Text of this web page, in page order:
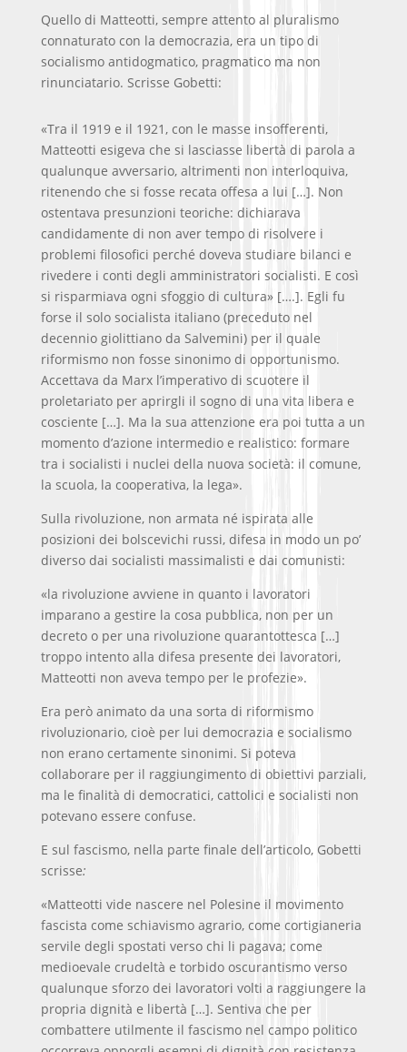
Quello di Matteotti, sempre attento al pluralismo
connaturato con la democrazia, era un tipo di
socialismo antidogmatico, pragmatico ma non
rinunciatario. Scrisse Gobetti:
«Tra il 1919 e il 1921, con le masse insofferenti,
Matteotti esigeva che si lasciasse libertà di parola a
qualunque avversario, altrimenti non interloquiva,
ritenendo che si fosse recata offesa a lui […]. Non
ostentava presunzioni teoriche: dichiarava
candidamente di non aver tempo di risolvere i
problemi filosofici perché doveva studiare bilanci e
rivedere i conti degli amministratori socialisti. E così
si risparmiava ogni sfoggio di cultura» [….]. Egli fu
forse il solo socialista italiano (preceduto nel
decennio giolittiano da Salvemini) per il quale
riformismo non fosse sinonimo di opportunismo.
Accettava da Marx l’imperativo di scuotere il
proletariato per aprirgli il sogno di una vita libera e
cosciente […]. Ma la sua attenzione era poi tutta a un
momento d’azione intermedio e realistico: formare
tra i socialisti i nuclei della nuova società: il comune,
la scuola, la cooperativa, la lega».
Sulla rivoluzione, non armata né ispirata alle
posizioni dei bolscevichi russi, difesa in modo un po’
diverso dai socialisti massimalisti e dai comunisti:
«la rivoluzione avviene in quanto i lavoratori
imparano a gestire la cosa pubblica, non per un
decreto o per una rivoluzione quarantottesca […]
troppo intento alla difesa presente dei lavoratori,
Matteotti non aveva tempo per le profezie».
Era però animato da una sorta di riformismo
rivoluzionario, cioè per lui democrazia e socialismo
non erano certamente sinonimi. Si poteva
collaborare per il raggiungimento di obiettivi parziali,
ma le finalità di democratici, cattolici e socialisti non
potevano essere confuse.
E sul fascismo, nella parte finale dell’articolo, Gobetti
scrisse:
«Matteotti vide nascere nel Polesine il movimento
fascista come schiavismo agrario, come cortigianeria
servile degli spostati verso chi li pagava; come
medioevale crudeltà e torbido oscurantismo verso
qualunque sforzo dei lavoratori volti a raggiungere la
propria dignità e libertà […]. Sentiva che per
combattere utilmente il fascismo nel campo politico